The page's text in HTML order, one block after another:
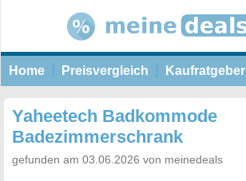
Home Preisvergleich Kaufratgeber
Yaheetech Badkommode
Badezimmerschrank
gefunden am 03.06.2026 von meinedeals